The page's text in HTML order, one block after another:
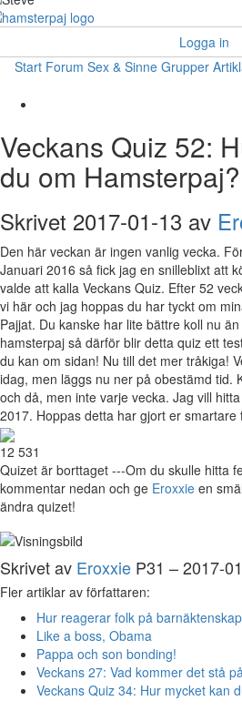
Logga in
Start Forum Sex & Sinne Grupper
Veckans Quiz 52:
du om Hamsterpaj?
Skrivet 2017-01-13 av
Den här veckan är ingen vanlig vecka.
Januari 2016 så fick jag en snilleblixt att
valde att kalla Veckans Quiz. Efter 52
vi här och jag hoppas du har tyckt om
Pajjat. Du kanske har lite bättre koll nu
hamsterpaj så därför blir detta quiz ett
du kan om sidan! Nu till det mer tråkiga!
idag, men läggs nu ner på obestämd tid.
och då, men inte varje vecka. Jag vill
2017. Hoppas detta har gjort er smartare
12 531
Quizet är borttaget ---Om du skulle hitta
kommentar nedan och ge Eroxxie en
ändra quizet!
Skrivet av Eroxxie P31 – 2017-
Fler artiklar av författaren:
Hur reagerar folk på
Like a boss, Obama
Pappa och son bonding!
Veckans 27: Vad kommer det stå
Veckans Quiz 34: Hur mycket kan